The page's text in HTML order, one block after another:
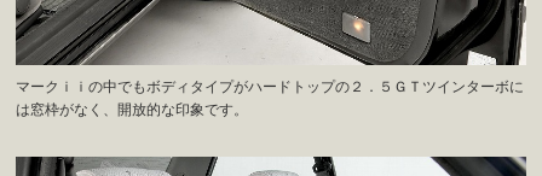
マークｉｉの中でもボディタイプがハードトップの２．５ＧＴツインターボに
は窓枠がなく、開放的な印象です。